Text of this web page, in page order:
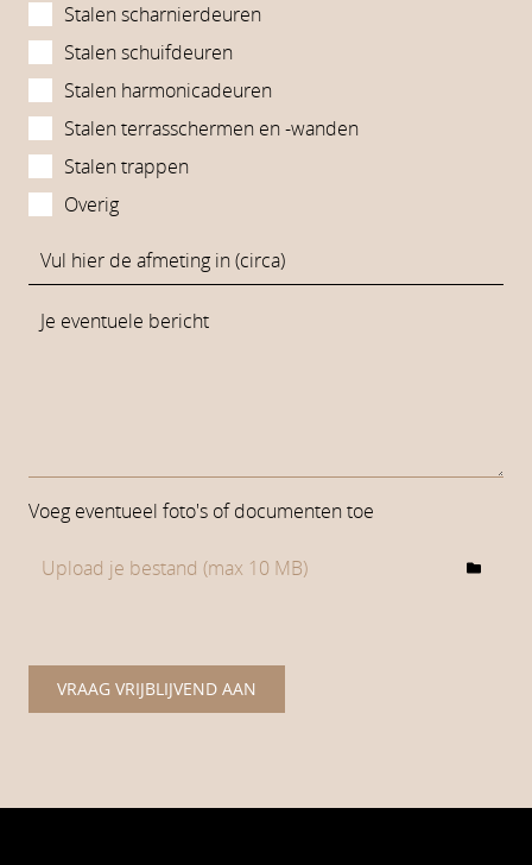
Stalen scharnierdeuren
Stalen schuifdeuren
Stalen harmonicadeuren
Stalen terrasschermen en -wanden
Stalen trappen
Overig
Voeg eventueel foto's of documenten toe
VRAAG VRIJBLIJVEND AAN